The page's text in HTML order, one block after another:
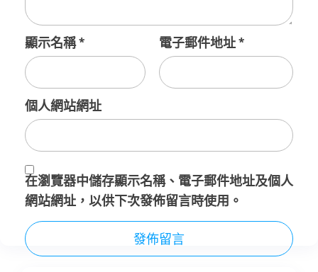
顯示名稱* 電子郵件地址*
個人網站網址
在瀏覽器中儲存顯示名稱、電子郵件地址及個人
網站網址，以供下次發佈留言時使用。